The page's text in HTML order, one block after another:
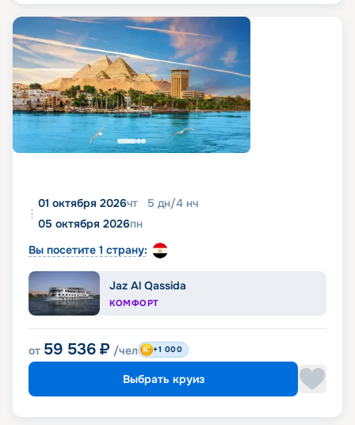
01 октября 2026чт 5 дн/4 нч
05 октября 2026пн
Вы посетите 1 страну:
Jaz Al Qassida
КОМФОРТ
от 59 536 ₽ /чел +1 000
Выбрать круиз